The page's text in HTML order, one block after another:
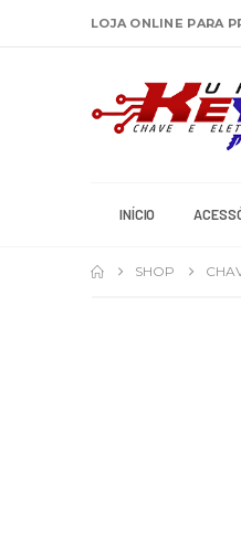
LOJA ONLINE PARA
INÍCIO
SHOP